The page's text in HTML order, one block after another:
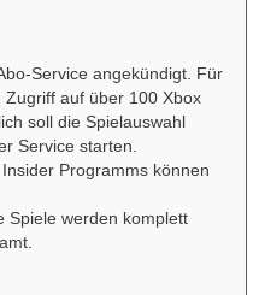
Service angekündigt. Für
auf über 100 Xbox
soll die Spielauswahl
Service starten.
Programms können
Spiele werden komplett